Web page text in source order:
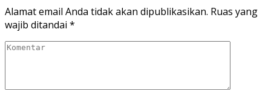
Alamat email Anda tidak akan dipublikasikan. Ruas yang
wajib ditandai *